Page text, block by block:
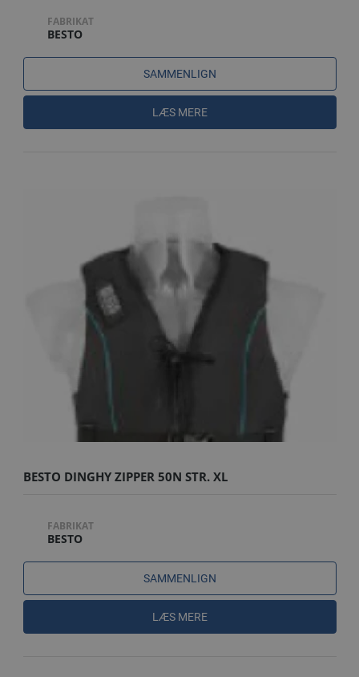
FABRIKAT
BESTO
SAMMENLIGN
LÆS MERE
BESTO DINGHY ZIPPER 50N STR. XL
FABRIKAT
BESTO
SAMMENLIGN
LÆS MERE